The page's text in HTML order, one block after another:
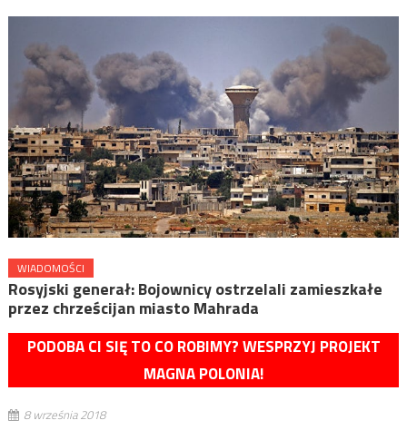
WIADOMOŚCI
Rosyjski generał: Bojownicy ostrzelali zamieszkałe
przez chrześcijan miasto Mahrada
PODOBA CI SIĘ TO CO ROBIMY? WESPRZYJ PROJEKT
MAGNA POLONIA!
8 września 2018